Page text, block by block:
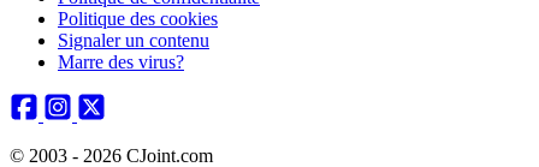
Politique des cookies
Signaler un contenu
Marre des virus?
© 2003 - 2026 CJoint.com